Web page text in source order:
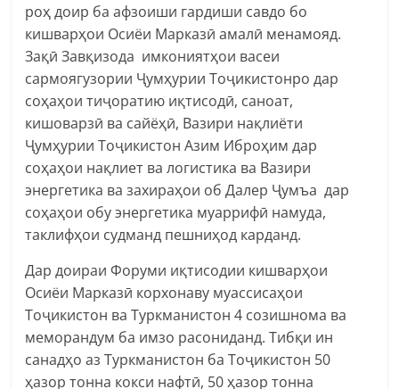
роҳ доир ба афзоиши гардиши савдо бо
кишварҳои Осиёи Марказӣ амалӣ менамояд.
Зақӣ Завқизода имкониятҳои васеи
сармоягузории Ҷумҳурии Тоҷикистонро дар
соҳаҳои тиҷоратию иқтисодӣ, саноат,
кишоварзӣ ва сайёҳӣ, Вазири нақлиёти
Ҷумҳурии Тоҷикистон Азим Иброҳим дар
соҳаҳои нақлиет ва логистика ва Вазири
энергетика ва захираҳои об Далер Ҷумъа дар
соҳаҳои обу энергетика муаррифӣ намуда,
таклифҳои судманд пешниҳод карданд.
Дар доираи Форуми иқтисодии кишварҳои
Осиёи Марказӣ корхонаву муассисаҳои
Тоҷикистон ва Туркманистон 4 созишнома ва
меморандум ба имзо расониданд. Тибқи ин
санадҳо аз Туркманистон ба Тоҷикистон 50
ҳазор тонна кокси нафтӣ, 50 ҳазор тонна